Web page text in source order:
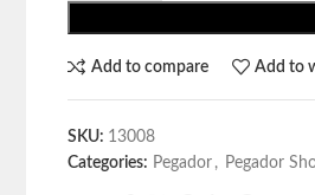
Add to compare Add to
SKU: 13008
Categories: Pegador​ , Pegador